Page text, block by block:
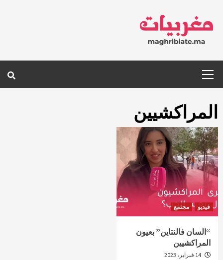
content
Menu
المراكشيين
فيديو مجتمع
“السان فالنتاين” بعيون
المراكشيين